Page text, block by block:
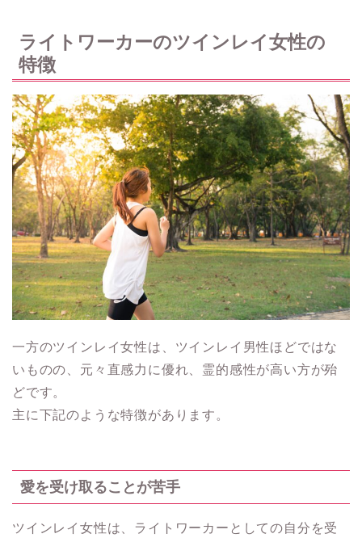
ライトワーカーのツインレイ女性の
特徴
一方のツインレイ女性は、ツインレイ男性ほどではな
いものの、元々直感力に優れ、霊的感性が高い方が殆
どです。
主に下記のような特徴があります。
愛を受け取ることが苦手
ツインレイ女性は、ライトワーカーとしての自分を受